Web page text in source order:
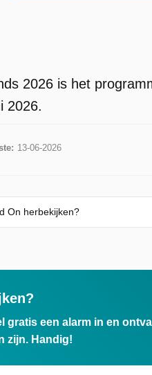
2026 is het
2026.
13-06-2026
On herbekijken?
gratis een alarm in en
zijn. Handig!